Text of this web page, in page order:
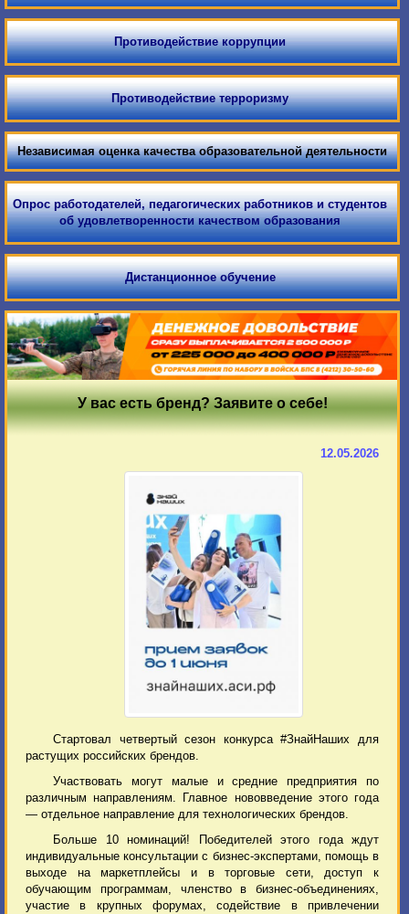
Противодействие коррупции
Противодействие терроризму
Независимая оценка качества образовательной деятельности
Опрос работодателей, педагогических работников и студентов
об удовлетворенности качеством образования
Дистанционное обучение
У вас есть бренд? Заявите о себе!
12.05.2026
Стартовал четвертый сезон конкурса #ЗнайНаших для
растущих российских брендов.
Участвовать могут малые и средние предприятия по
различным направлениям. Главное нововведение этого года
— отдельное направление для технологических брендов.
Больше 10 номинаций! Победителей этого года ждут
индивидуальные консультации с бизнес-экспертами, помощь в
выходе на маркетплейсы и в торговые сети, доступ к
обучающим программам, членство в бизнес-объединениях,
участие в крупных форумах, содействие в привлечении